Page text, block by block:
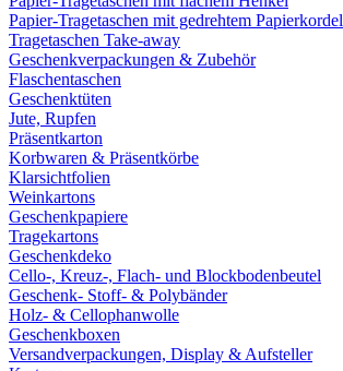
Papier-Tragetaschen mit gedrehtem Papierkordel
Tragetaschen Take-away
Geschenkverpackungen & Zubehör
Flaschentaschen
Geschenktüten
Jute, Rupfen
Präsentkarton
Korbwaren & Präsentkörbe
Klarsichtfolien
Weinkartons
Geschenkpapiere
Tragekartons
Geschenkdeko
Cello-, Kreuz-, Flach- und Blockbodenbeutel
Geschenk- Stoff- & Polybänder
Holz- & Cellophanwolle
Geschenkboxen
Versandverpackungen, Display & Aufsteller